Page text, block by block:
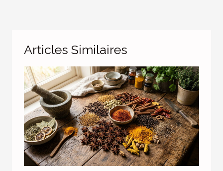
Articles Similaires